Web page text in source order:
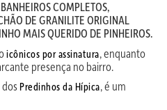
COMPLETOS,
DE GRANILITE ORIGINAL
MAIS QUERIDO DE PINHEIROS.
icônicos por assinatura, enquanto
presença no bairro.
Predinhos da Hípica, é um